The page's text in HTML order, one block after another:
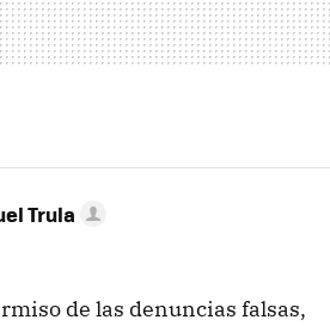
Trula
de las denuncias falsas,